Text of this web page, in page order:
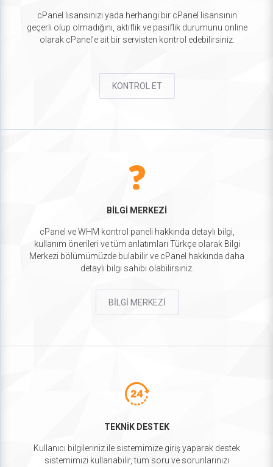
cPanel lisansınızı yada herhangi bir cPanel lisansının
geçerli olup olmadığını, aktiflik ve pasiflik durumunu online
olarak cPanel’e ait bir servisten kontrol edebilirsiniz.
KONTROL ET
BİLGİ MERKEZİ
cPanel ve WHM kontrol paneli hakkında detaylı bilgi,
kullanım önerileri ve tüm anlatımları Türkçe olarak Bilgi
Merkezi bölümümüzde bulabilir ve cPanel hakkında daha
detaylı bilgi sahibi olabilirsiniz.
BİLGİ MERKEZİ
TEKNİK DESTEK
Kullanıcı bilgileriniz ile sistemimize giriş yaparak destek
sistemimizi kullanabilir, tüm soru ve sorunlarınızı